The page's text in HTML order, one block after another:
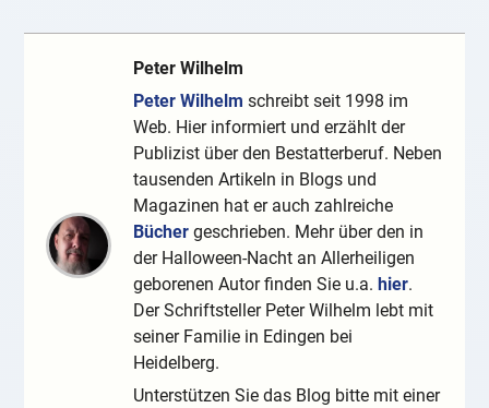
Peter Wilhelm
Peter Wilhelm schreibt seit 1998 im
Web. Hier informiert und erzählt der
Publizist über den Bestatterberuf. Neben
tausenden Artikeln in Blogs und
Magazinen hat er auch zahlreiche
Bücher geschrieben. Mehr über den in
der Halloween-Nacht an Allerheiligen
geborenen Autor finden Sie u.a. hier.
Der Schriftsteller Peter Wilhelm lebt mit
seiner Familie in Edingen bei
Heidelberg.
Unterstützen Sie das Blog bitte mit einer